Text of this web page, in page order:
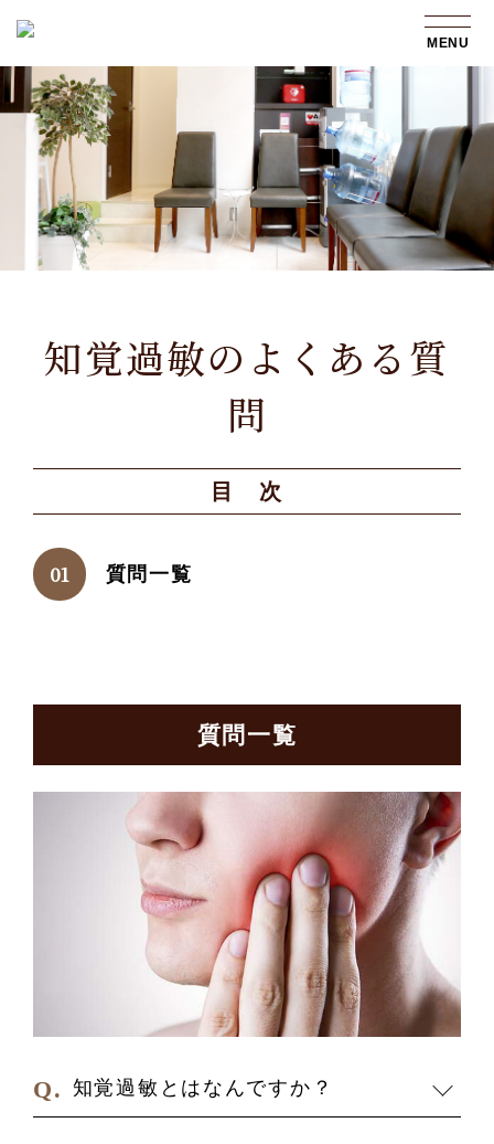
知覚過敏のよくある質
問
目 次
質問一覧
質問一覧
知覚過敏とはなんですか？
MENU